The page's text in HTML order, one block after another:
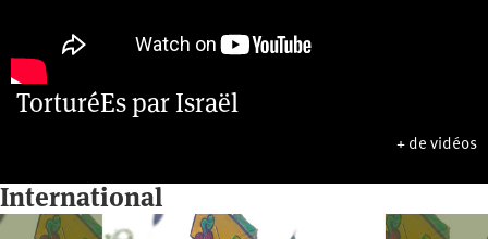
TorturéEs par Israël
+ de vidéos
International